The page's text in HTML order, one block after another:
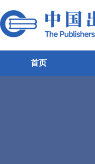
首页